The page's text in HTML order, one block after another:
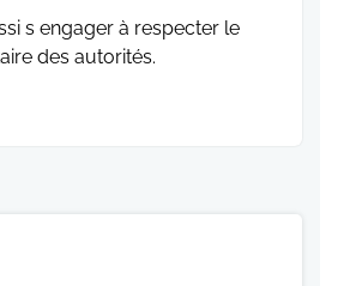
s engager à respecter le
des autorités.